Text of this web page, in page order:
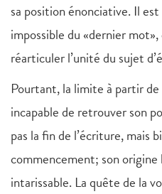
sa position énonciative. Il
impossible du «dernier
réarticuler l’unité du sujet
Pourtant, la limite à partir
incapable de retrouver son
pas la fin de l’écriture, mais
commencement; son origine
intarissable. La quête de la